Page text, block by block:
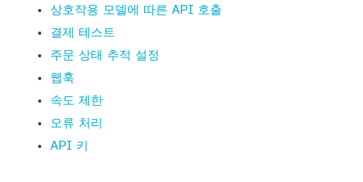
상호작용 모델에 따른 API 호출
결제 테스트
주문 상태 추적 설정
웹훅
속도 제한
오류 처리
API 키